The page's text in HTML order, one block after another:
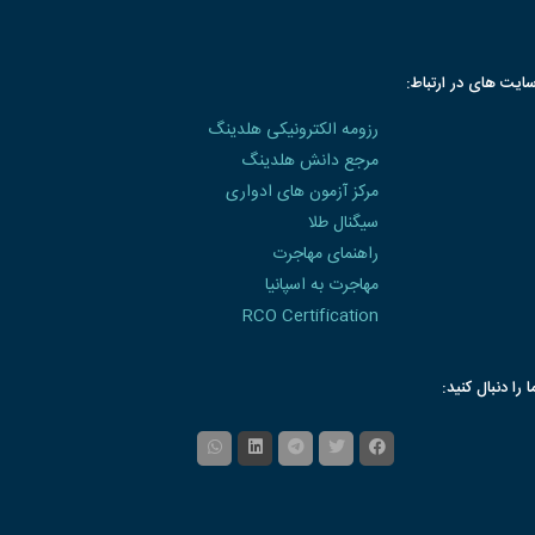
های در ارتباط:
رزومه الکترونیکی هلدینگ
مرجع دانش هلدینگ
مرکز آزمون های ادواری
سیگنال طلا
راهنمای مهاجرت
مهاجرت به اسپانیا
RCO Certification
را دنبال کنید: